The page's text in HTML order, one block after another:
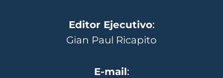
Editor Ejecutivo:
Gian Paul Ricapito
E-mail: